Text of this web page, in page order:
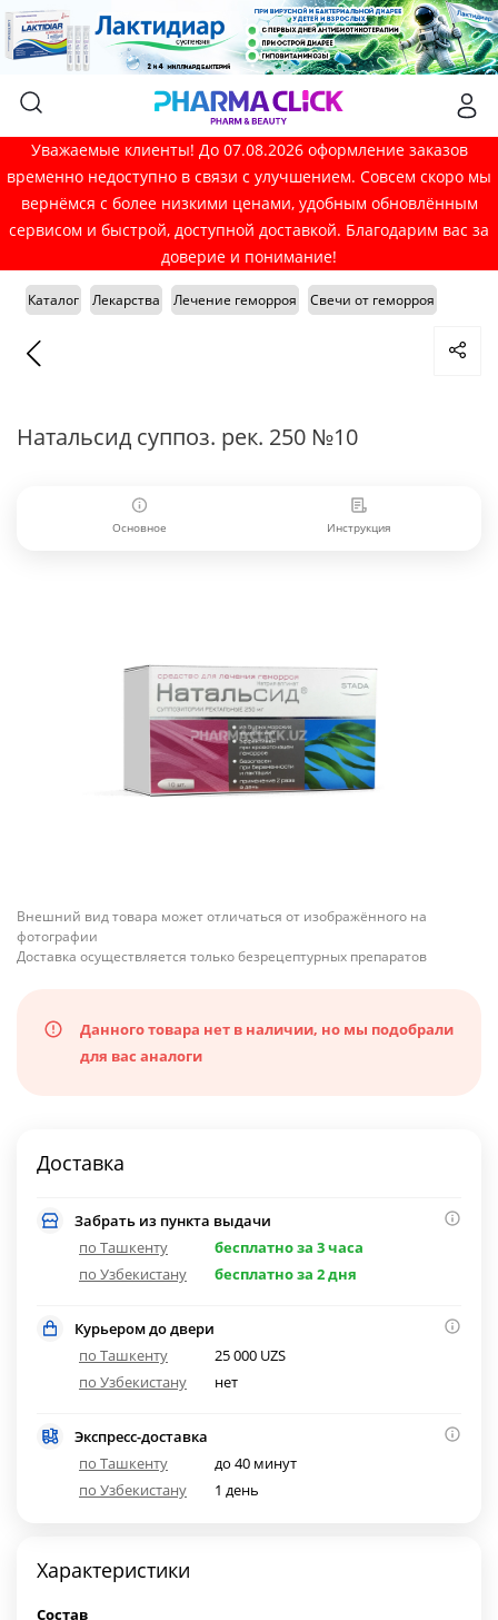
Уважаемые клиенты! До 07.08.2026 оформление заказов
временно недоступно в связи с улучшением. Совсем скоро мы
вернёмся с более низкими ценами, удобным обновлённым
сервисом и быстрой, доступной доставкой. Благодарим вас за
доверие и понимание!
Каталог Лекарства Лечение геморроя Свечи от геморроя
Натальсид суппоз. рек. 250 №10
Основное Инструкция
Внешний вид товара может отличаться от изображённого на
фотографии
Доставка осуществляется только безрецептурных препаратов
Данного товара нет в наличии, но мы подобрали
для вас аналоги
Доставка
Забрать из пункта выдачи
по Ташкенту
бесплатно за 3 часа
по Узбекистану
бесплатно за 2 дня
Курьером до двери
по Ташкенту
25 000 UZS
по Узбекистану
нет
Экспресс-доставка
по Ташкенту
до 40 минут
по Узбекистану
1 день
Характеристики
Состав